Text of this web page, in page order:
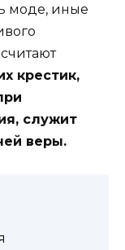
моде, иные
крестик,
служит
веры.